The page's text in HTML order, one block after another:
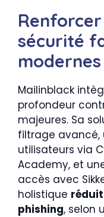
sécurité
modernes
Mailinblack
profondeur
majeures. Sa
filtrage avancé,
utilisateurs via
Academy, et
accès avec
holistique réduit
phishing, selon